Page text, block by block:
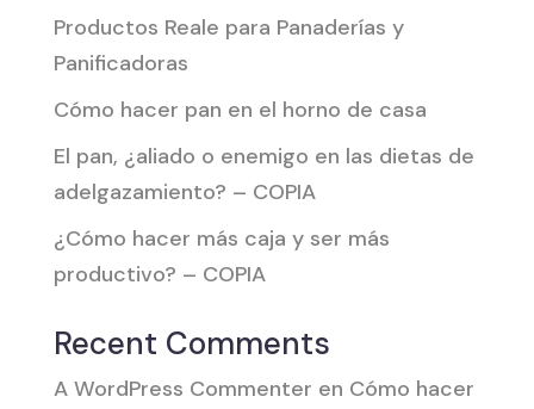
Productos Reale para Panaderías y
Panificadoras
Cómo hacer pan en el horno de casa
El pan, ¿aliado o enemigo en las dietas de
adelgazamiento? – COPIA
¿Cómo hacer más caja y ser más
productivo? – COPIA
Recent Comments
A WordPress Commenter en Cómo hacer